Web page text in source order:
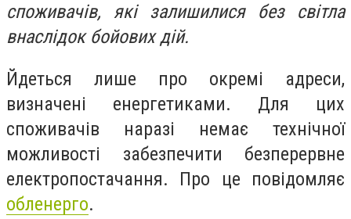
споживачів, які залишилися без світла
внаслідок бойових дій.
Йдеться лише про окремі адреси,
визначені енергетиками. Для цих
споживачів наразі немає технічної
можливості забезпечити безперервне
електропостачання. Про це повідомляє
обленерго.